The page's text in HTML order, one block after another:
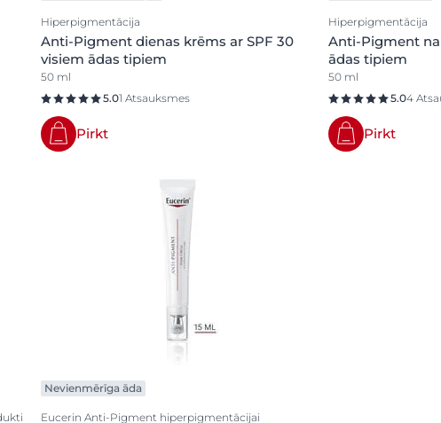
Hiperpigmentācija
Anti-Pigment dienas krēms ar SPF 30
visiem ādas tipiem
50 ml
5.01 Atsauksmes
Pirkt
Hiperpigmentācija
Anti-Pigment
ādas tipiem
50 ml
5.04
Pirkt
Nevienmērīga āda
Eucerin Anti-Pigment hiperpigmentācijai